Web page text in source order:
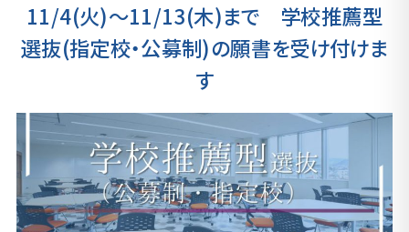
11/4(火)～11/13(木)まで 学校推薦型
選抜(指定校・公募制)の願書を受け付けま
す